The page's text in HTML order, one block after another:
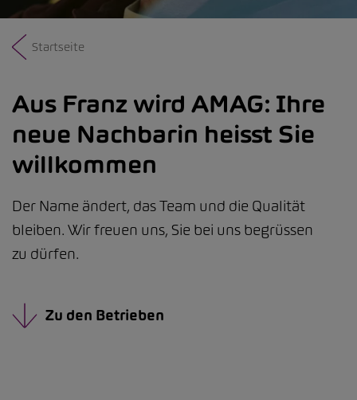
Startseite
Aus Franz wird AMAG: Ihre
neue Nachbarin heisst Sie
willkommen
Der Name ändert, das Team und die Qualität
bleiben. Wir freuen uns, Sie bei uns begrüssen
zu dürfen.
Zu den Betrieben